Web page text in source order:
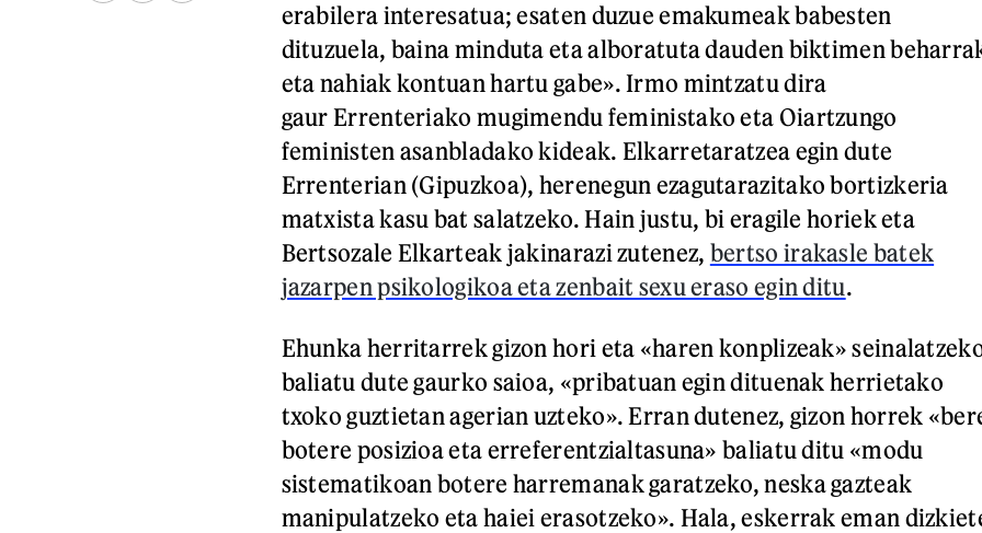
erabilera interesatua; esaten duzue emakumeak babesten
dituzuela, baina minduta eta alboratuta dauden biktimen
eta nahiak kontuan hartu gabe». Irmo mintzatu dira
gaur Errenteriako mugimendu feministako eta Oiartzungo
feministen asanbladako kideak. Elkarretaratzea egin dute
Errenterian (Gipuzkoa), herenegun ezagutarazitako bortizkeria
matxista kasu bat salatzeko. Hain justu, bi eragile horiek eta
Bertsozale Elkarteak jakinarazi zutenez, bertso irakasle batek
jazarpen psikologikoa eta zenbait sexu eraso egin ditu.
Ehunka herritarrek gizon hori eta «haren konplizeak»
baliatu dute gaurko saioa, «pribatuan egin dituenak herrietako
txoko guztietan agerian uzteko». Erran dutenez, gizon horrek
botere posizioa eta erreferentzialtasuna» baliatu ditu «modu
sistematikoan botere harremanak garatzeko, neska gazteak
manipulatzeko eta haiei erasotzeko». Hala, eskerrak eman